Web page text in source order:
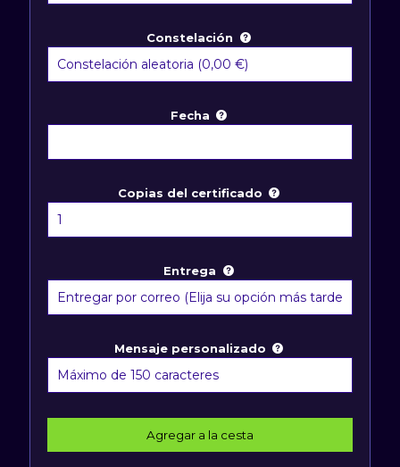
Constelación
Fecha
Copias del certificado
Entrega
Mensaje personalizado